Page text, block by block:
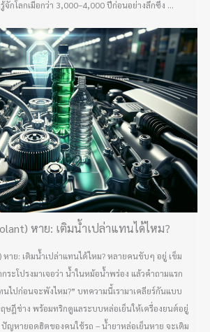
กโลกเมื่อกว่า 3,000–4,000 ปีก่อนอย่างลึกซึ้ง ...
หาย: เติมน้ำเปล่าแทนได้ไหม?
หาย: เติมน้ำเปล่าแทนได้ไหม? หลายคนขับๆ อยู่ เข็ม
ระโปรงมาเจอว่า น้ำในหม้อน้ำพร่อง แล้วคำถามแรก
นไปก่อนจะพังไหม?” บทความนี้เรามาเคลียร์กันแบบ
ษฎีช่าง พร้อมทริกดูแลระบบหล่อเย็นให้เครื่องยนต์อยู่
ปัญหายอดฮิตของคนใช้รถ – น้ำยาหล่อเย็นหาย จะเติม